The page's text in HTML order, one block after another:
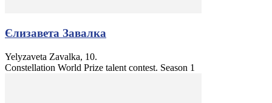
Єлизавета Завалка
Yelyzaveta Zavalka, 10.
Constellation World Prize talent contest. Season 1